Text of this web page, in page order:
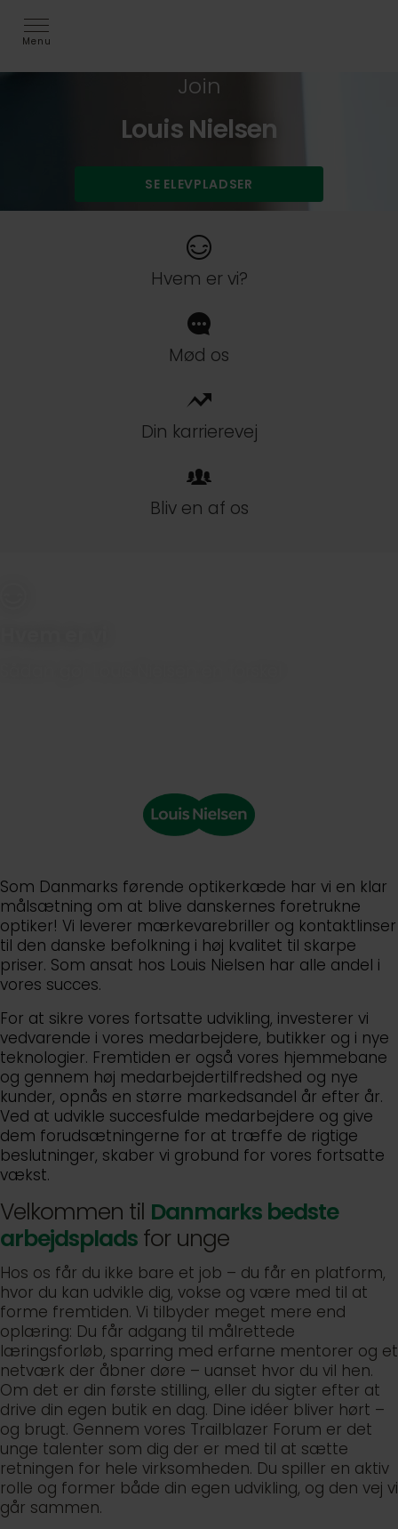
Menu
Join
Louis Nielsen
SE ELEVPLADSER
Hvem er vi?
Mød os
Din karrierevej
Bliv en af os
Som Danmarks førende optikerkæde har vi en klar
målsætning om at blive danskernes foretrukne
optiker! Vi leverer mærkevarebriller og kontaktlinser
til den danske befolkning i høj kvalitet til skarpe
priser. Som ansat hos Louis Nielsen har alle andel i
vores succes.
For at sikre vores fortsatte udvikling, investerer vi
vedvarende i vores medarbejdere, butikker og i nye
teknologier. Fremtiden er også vores hjemmebane
og gennem høj medarbejdertilfredshed og nye
kunder, opnås en større markedsandel år efter år.
Ved at udvikle succesfulde medarbejdere og give
dem forudsætningerne for at træffe de rigtige
beslutninger, skaber vi grobund for vores fortsatte
vækst.
Velkommen til Danmarks bedste
arbejdsplads for unge
Hos os får du ikke bare et job – du får en platform,
hvor du kan udvikle dig, vokse og være med til at
forme fremtiden. Vi tilbyder meget mere end
oplæring: Du får adgang til målrettede
læringsforløb, sparring med erfarne mentorer og et
netværk der åbner døre – uanset hvor du vil hen.
Om det er din første stilling, eller du sigter efter at
drive din egen butik en dag. Dine idéer bliver hørt –
og brugt. Gennem vores Trailblazer Forum er det
unge talenter som dig der er med til at sætte
retningen for hele virksomheden. Du spiller en aktiv
rolle og former både din egen udvikling, og den vej vi
går sammen.